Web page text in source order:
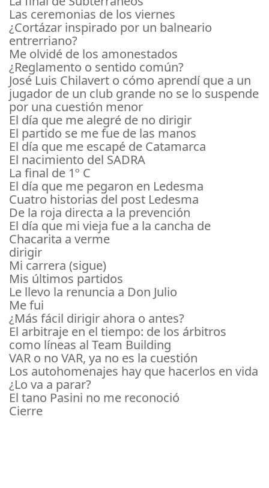
Las ceremonias de los viernes
¿Cortázar inspirado por un balneario
entrerriano?
Me olvidé de los amonestados
¿Reglamento o sentido común?
José Luis Chilavert o cómo aprendí que a un
jugador de un club grande no se lo suspende
por una cuestión menor
El día que me alegré de no dirigir
El partido se me fue de las manos
El día que me escapé de Catamarca
El nacimiento del SADRA
La final de 1º C
El día que me pegaron en Ledesma
Cuatro historias del post Ledesma
De la roja directa a la prevención
El día que mi vieja fue a la cancha de
Chacarita a verme
dirigir
Mi carrera (sigue)
Mis últimos partidos
Le llevo la renuncia a Don Julio
Me fui
¿Más fácil dirigir ahora o antes?
El arbitraje en el tiempo: de los árbitros
como líneas al Team Building
VAR o no VAR, ya no es la cuestión
Los autohomenajes hay que hacerlos en vida
¿Lo va a parar?
El tano Pasini no me reconoció
Cierre